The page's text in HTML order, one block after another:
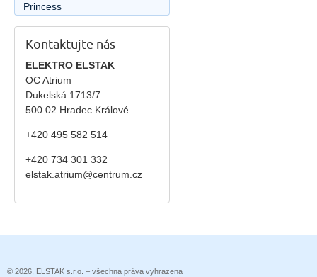
Princess
Kontaktujte nás
ELEKTRO ELSTAK
OC Atrium
Dukelská 1713/7
500 02 Hradec Králové
+420 495 582 514
+420 734 301 332
elstak.atrium@centrum.cz
© 2026, ELSTAK s.r.o. – všechna práva vyhrazena